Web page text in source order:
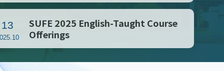
13
2025.10
SUFE 2025 English-Taught Course
Offerings